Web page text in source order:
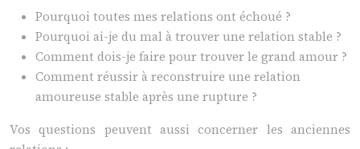
Pourquoi toutes mes relations ont échoué ?
Pourquoi ai-je du mal à trouver une relation stable ?
Comment dois-je faire pour trouver le grand amour ?
Comment réussir à reconstruire une relation
amoureuse stable après une rupture ?
Vos questions peuvent aussi concerner les anciennes